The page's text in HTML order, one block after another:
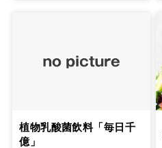
植物乳酸菌飲料「毎日千
億」